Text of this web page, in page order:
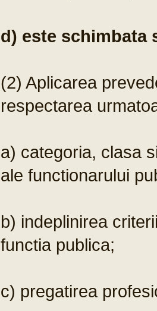
d) este schimbata
(2) Aplicarea
respectarea
a) categoria, clasa
ale functionarului
b) indeplinirea
functia publica;
c) pregatirea